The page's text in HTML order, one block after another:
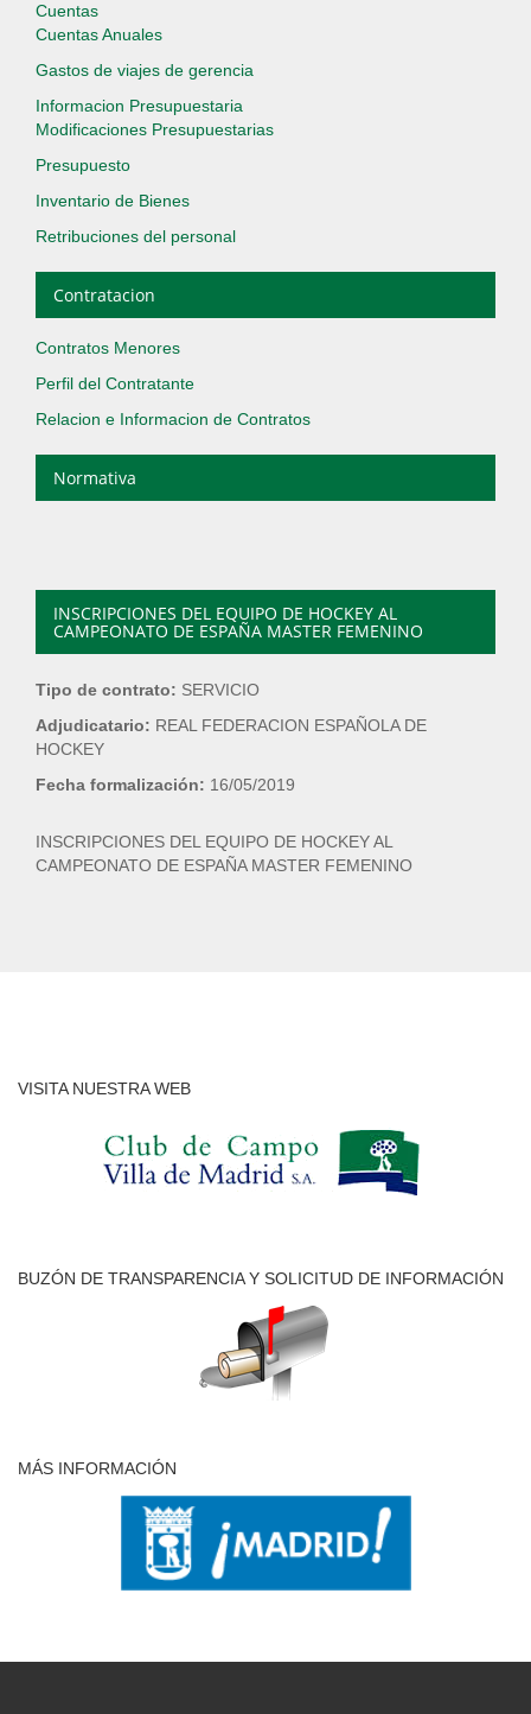
Cuentas
Cuentas Anuales
Gastos de viajes de gerencia
Informacion Presupuestaria
Modificaciones Presupuestarias
Presupuesto
Inventario de Bienes
Retribuciones del personal
Contratacion
Contratos Menores
Perfil del Contratante
Relacion e Informacion de Contratos
Normativa
INSCRIPCIONES DEL EQUIPO DE HOCKEY AL
CAMPEONATO DE ESPAÑA MASTER FEMENINO
Tipo de contrato: SERVICIO
Adjudicatario: REAL FEDERACION ESPAÑOLA DE
HOCKEY
Fecha formalización: 16/05/2019
INSCRIPCIONES DEL EQUIPO DE HOCKEY AL
CAMPEONATO DE ESPAÑA MASTER FEMENINO
VISITA NUESTRA WEB
BUZÓN DE TRANSPARENCIA Y SOLICITUD DE INFORMACIÓN
MÁS INFORMACIÓN